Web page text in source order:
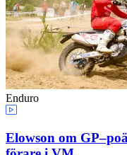
Enduro
Elowson om